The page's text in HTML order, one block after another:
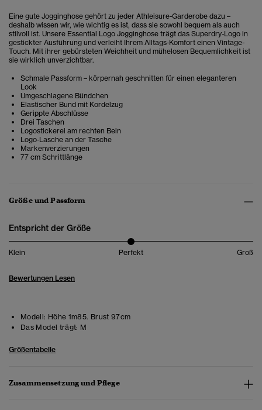
Eine gute Jogginghose gehört zu jeder Athleisure-Garderobe dazu –
deshalb wissen wir, wie wichtig es ist, dass sie sowohl bequem als auch
stilvoll ist. Unsere Essential Logo Jogginghose trägt das Superdry-Logo in
gestickter Ausführung und verleiht Ihrem Alltags-Komfort einen Vintage-
Touch. Mit ihrer gebürsteten Weichheit und mühelosen Bequemlichkeit ist
sie wirklich unverzichtbar.
Schmale Passform – körpernah geschnitten für einen eleganteren
Look
Umgeschlagene Bündchen
Elastischer Bund mit Kordelzug
Gerippte Abschlüsse
Drei Taschen
Logostickerei am rechten Bein
Logo-Lasche an der Tasche
Markenverzierungen
77 cm Schrittlänge
Größe und Passform
Entspricht der Größe
Klein Perfekt Groß
Bewertungen Lesen
Modell: Höhe 1m85. Brust 97cm
Das Model trägt: M
Größentabelle
Zusammensetzung und Pflege